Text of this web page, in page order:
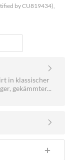
by CU819434),
in klassischer
gekämmter...